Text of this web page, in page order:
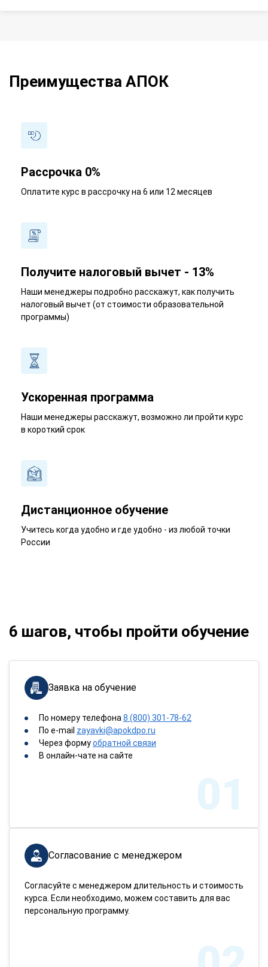
Преимущества АПОК
Рассрочка 0%
Оплатите курс в рассрочку на 6 или 12 месяцев
Получите налоговый вычет - 13%
Наши менеджеры подробно расскажут, как получить
налоговый вычет (от стоимости образовательной
программы)
Ускоренная программа
Наши менеджеры расскажут, возможно ли пройти курс
в короткий срок
Дистанционное обучение
Учитесь когда удобно и где удобно - из любой точки
России
6 шагов, чтобы пройти обучение
Заявка на обучение
По номеру телефона8 (800) 301-78-62
По e-mail zayavki@apokdpo.ru
Через формуобратной связи
В онлайн-чате на сайте
01
Согласование с менеджером
Согласуйте с менеджером длительность и стоимость
курса. Если необходимо, можем составить для вас
персональную программу.